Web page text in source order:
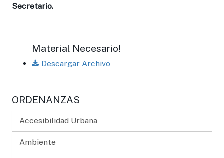
Secretario.
Material Necesario!
Descargar Archivo
ORDENANZAS
Accesibilidad Urbana
Ambiente